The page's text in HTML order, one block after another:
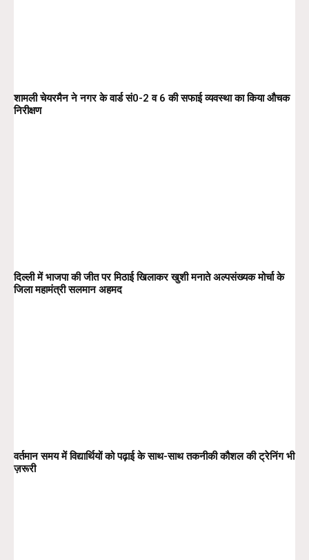
शामली चेयरमैन ने नगर के वार्ड सं0-2 व 6 की सफाई व्यवस्था का किया औचक
निरीक्षण
दिल्ली में भाजपा की जीत पर मिठाई खिलाकर खुशी मनाते अल्पसंख्यक मोर्चा के
जिला महामंत्री सलमान अहमद
वर्तमान समय में विद्यार्थियों को पढ़ाई के साथ-साथ तकनीकी कौशल की ट्रेनिंग भी
ज़रूरी